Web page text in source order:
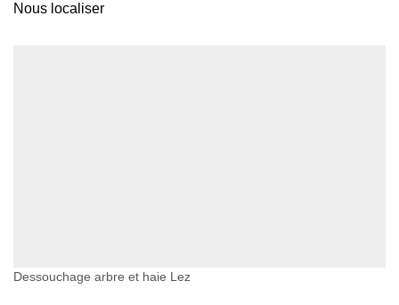
Nous localiser
Dessouchage arbre et haie Lez